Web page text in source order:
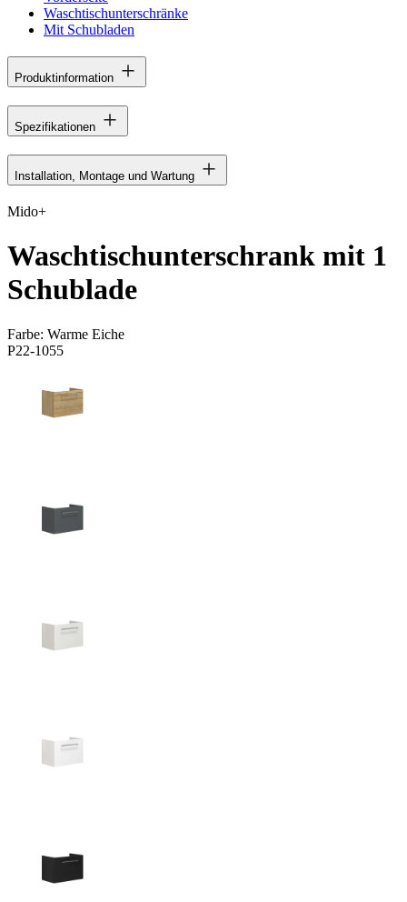
Waschtischunterschränke
Mit Schubladen
Produktinformation
Spezifikationen
Installation, Montage und Wartung
Mido+
Waschtischunterschrank mit 1
Schublade
Farbe: Warme Eiche
P22-1055